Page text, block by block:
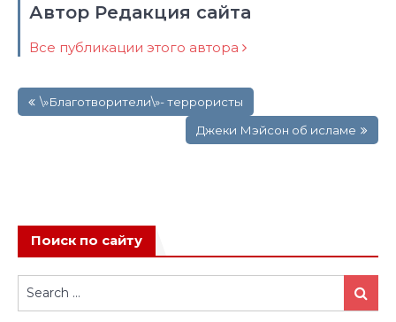
Автор Редакция сайта
Все публикации этого автора
по\»Благотворители\»- террористы
Джеки Мэйсон об исламе
Поиск по сайту
Search
for:
Search